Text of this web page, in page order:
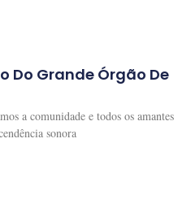
Do Grande Órgão De
a comunidade e todos os amantes
sonora